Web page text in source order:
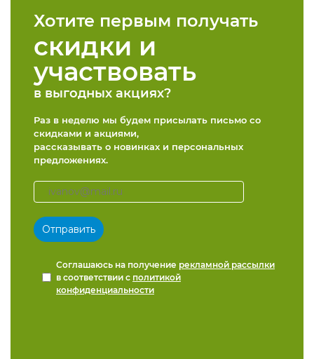
Хотите первым получать
скидки и
участвовать
в выгодных акциях?
Раз в неделю мы будем присылать письмо со
скидками и акциями,
рассказывать о новинках и персональных
предложениях.
Соглашаюсь на получение рекламной рассылки
в соответствии с политикой
конфиденциальности